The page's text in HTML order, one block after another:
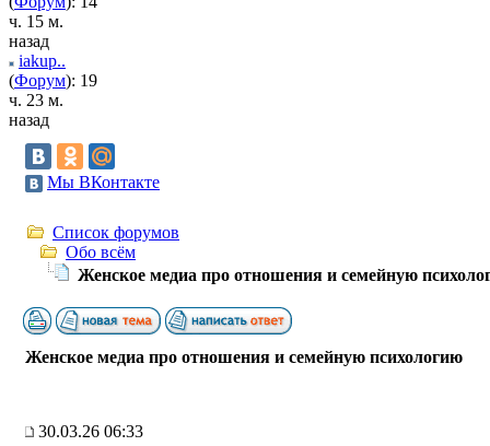
ч. 15 м.
назад
iakup..
(Форум): 19
ч. 23 м.
назад
Мы ВКонтакте
Список форумов
Обо всём
Женское медиа про отношения и семейную
Женское медиа про отношения и семейную психологию
30.03.26 06:33